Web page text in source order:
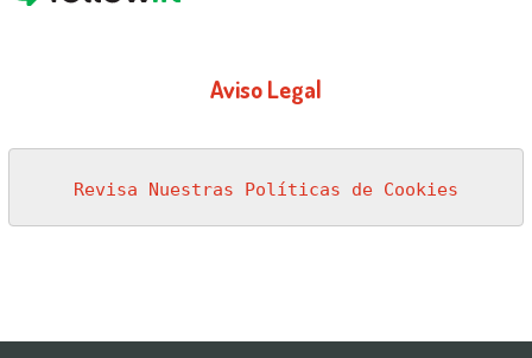
Aviso Legal
Revisa Nuestras Políticas de Cookies